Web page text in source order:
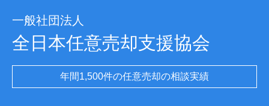
一般社団法人
全日本任意売却支援協会
年間1,500件の任意売却の相談実績